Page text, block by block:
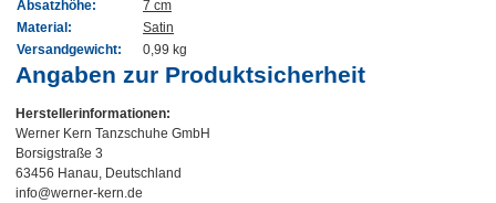
Absatzhöhe:
7 cm
Material:
Satin
Versandgewicht:
0,99 kg
Angaben zur Produktsicherheit
Herstellerinformationen:
Werner Kern Tanzschuhe GmbH
Borsigstraße 3
63456 Hanau, Deutschland
info@werner-kern.de